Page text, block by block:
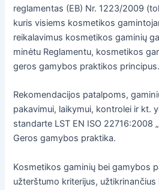
reglamentas (EB) Nr. 1223/2009
kuris visiems kosmetikos
reikalavimus kosmetikos gaminių
minėtu Reglamentu, kosmetikos
geros gamybos praktikos principus.
Rekomendacijos patalpoms,
pakavimui, laikymui, kontrolei ir kt.
standarte LST EN ISO 22716:2008
Geros gamybos praktika.
Kosmetikos gaminių bei gamybos
užterštumo kriterijus,